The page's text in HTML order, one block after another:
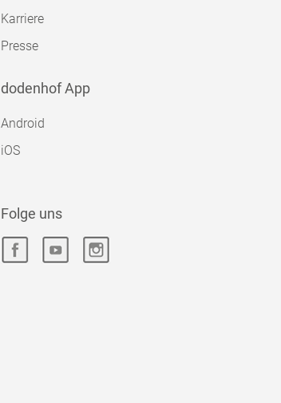
Karriere
Presse
dodenhof App
Android
iOS
Folge uns